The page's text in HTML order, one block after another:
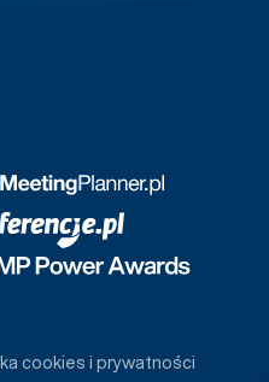
cookies i prywatności